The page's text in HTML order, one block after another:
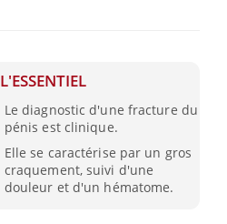
L'ESSENTIEL
Le diagnostic d'une fracture du
pénis est clinique.
Elle se caractérise par un gros
craquement, suivi d'une
douleur et d'un hématome.